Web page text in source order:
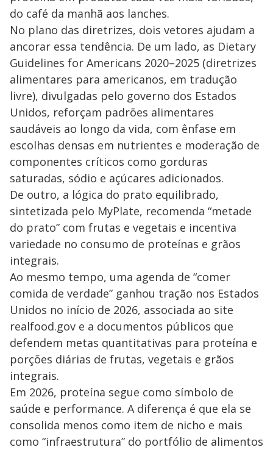
do café da manhã aos lanches.
No plano das diretrizes, dois vetores ajudam a
ancorar essa tendência. De um lado, as Dietary
Guidelines for Americans 2020–2025 (diretrizes
alimentares para americanos, em tradução
livre), divulgadas pelo governo dos Estados
Unidos, reforçam padrões alimentares
saudáveis ao longo da vida, com ênfase em
escolhas densas em nutrientes e moderação de
componentes críticos como gorduras
saturadas, sódio e açúcares adicionados.
De outro, a lógica do prato equilibrado,
sintetizada pelo MyPlate, recomenda “metade
do prato” com frutas e vegetais e incentiva
variedade no consumo de proteínas e grãos
integrais.
Ao mesmo tempo, uma agenda de “comer
comida de verdade” ganhou tração nos Estados
Unidos no início de 2026, associada ao site
realfood.gov e a documentos públicos que
defendem metas quantitativas para proteína e
porções diárias de frutas, vegetais e grãos
integrais.
Em 2026, proteína segue como símbolo de
saúde e performance. A diferença é que ela se
consolida menos como item de nicho e mais
como “infraestrutura” do portfólio de alimentos